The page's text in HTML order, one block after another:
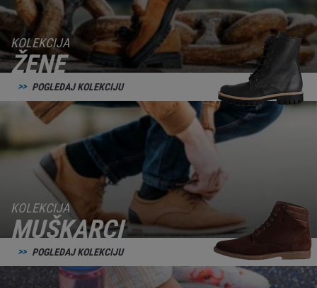
KOLEKCIJA
ŽENE
POGLEDAJ KOLEKCIJU
KOLEKCIJA
MUŠKARCI
POGLEDAJ KOLEKCIJU